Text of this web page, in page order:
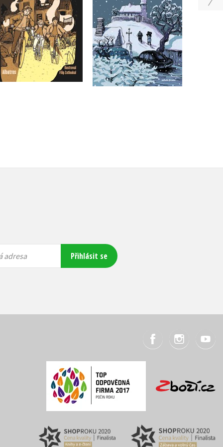
Do košíku
329 Kč
263 Kč
Do košíku
349 Kč
279 Kč
adresa Přihlásit se